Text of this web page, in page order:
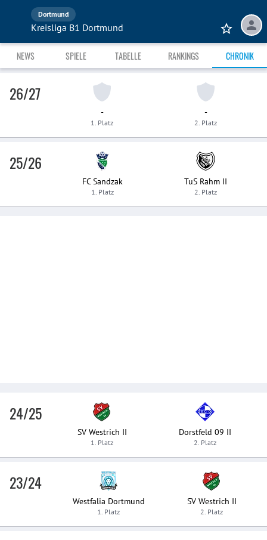
Dortmund
Kreisliga B1 Dortmund
NEWS SPIELE TABELLE RANKINGS CHRONIK
26/27
-
1. Platz
-
2. Platz
25/26
FC Sandzak
1. Platz
TuS Rahm II
2. Platz
24/25
SV Westrich II
1. Platz
Dorstfeld 09 II
2. Platz
23/24
Westfalia Dortmund
1. Platz
SV Westrich II
2. Platz